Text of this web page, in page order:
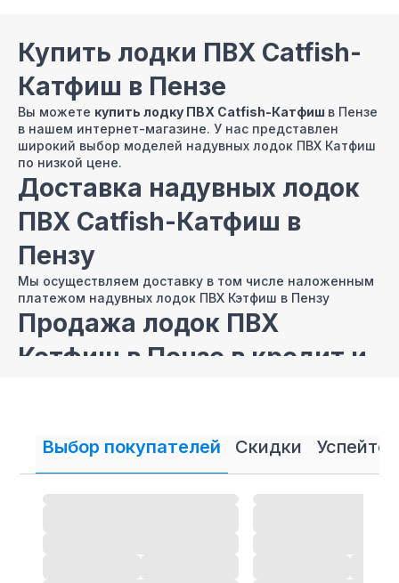
Купить лодки ПВХ Catfish-
Катфиш в Пензе
Вы можете купить лодку ПВХ Catfish-Катфиш в Пензе
в нашем интернет-магазине. У нас представлен
широкий выбор моделей надувных лодок ПВХ Катфиш
по низкой цене.
Доставка надувных лодок
ПВХ Catfish-Катфиш в
Пензу
Мы осуществляем доставку в том числе наложенным
платежом надувных лодок ПВХ Кэтфиш в Пензу
Продажа лодок ПВХ
Кэтфиш в Пензе в кредит и
Выбор покупателей Скидки Успейте